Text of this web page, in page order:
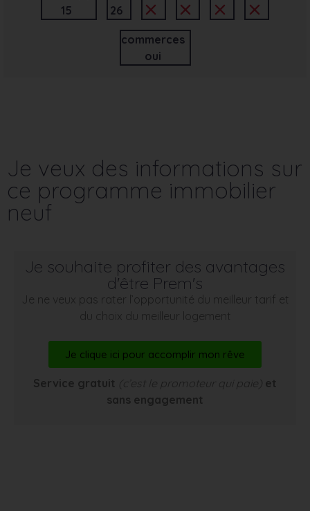
15
26
commerces
oui
Je veux des informations sur
ce programme immobilier
neuf
Je souhaite profiter des avantages
d'être Prem's
Je ne veux pas rater l’opportunité du meilleur tarif et
du choix du meilleur logement
Je clique ici pour accomplir mon rêve
Service gratuit (c’est le promoteur qui paie) et
sans engagement